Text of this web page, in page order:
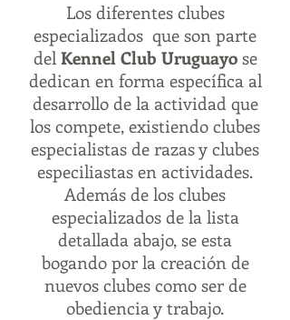
Los diferentes clubes
especializados que son parte
del Kennel Club Uruguayose
dedican en forma específica al
desarrollo de la actividad que
los compete, existiendo clubes
especialistas de razas y clubes
especiliastas en actividades.
Además de los clubes
especializados de la lista
detallada abajo, se esta
bogando por la creación de
nuevos clubes como ser de
obediencia y trabajo.